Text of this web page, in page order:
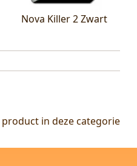
Nova Killer 2 Zwart
product in deze categorie